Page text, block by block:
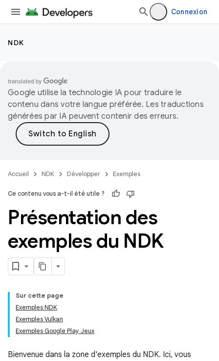
Connexion
NDK
Google utilise la technologie IA pour traduire le
contenu dans votre langue préférée. Les traductions
générées par IA peuvent contenir des erreurs.
Accueil NDK Développer Exemples
Ce contenu vous a-t-il été utile ?
Présentation des
exemples du NDK
Sur cette page
Exemples NDK
Exemples Vulkan
Exemples Google Play Jeux
Bienvenue dans la zone d'exemples du NDK. Ici, vous